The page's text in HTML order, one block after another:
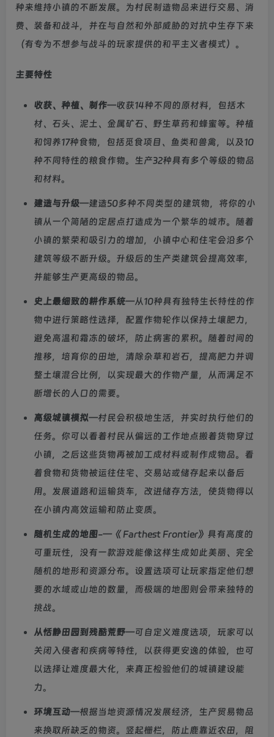
种来维持小镇的不断发展。为村民制造物品来进行交易、消
费、装备和战斗，并在与自然和外部威胁的对抗中生存下来
（有专为不想参与战斗的玩家提供的和平主义者模式）。
主要特性
收获、种植、制作—收获14种不同的原材料，包括木
材、石头、泥土、金属矿石、野生草药和蜂蜜等。种植
和饲养17种食物，包括觅食项目、鱼类和兽禽，以及10
种不同特性的粮食作物。生产32种具有多个等级的物品
和材料。
建造与升级—建造50多种不同类型的建筑物，将你的小
镇从一个简陋的定居点打造成为一个繁华的城市。随着
小镇的繁荣和吸引力的增加，小镇中心和住宅会沿多个
建筑等级不断升级。升级后的生产类建筑会提高效率，
并能够生产更高级的物品。
史上最细致的耕作系统—从10种具有独特生长特性的作
物中进行策略性选择，配置作物轮作以保持土壤肥力，
避免高温和霜冻的破坏，防止病害的累积。随着时间的
推移，培育你的田地，清除杂草和岩石，提高肥力并调
整土壤混合比例，以实现最大的作物产量，从而满足不
断增长的人口的需要。
高级城镇模拟—村民会积极地生活，并实时执行他们的
任务。你可以看着村民从偏远的工作地点搬着货物穿过
小镇，之后这些货物再被加工成材料或制作成物品。看
着食物和货物被运往住宅、交易站或储存起来以备后
用。发展道路和运输货车，改进储存方法，使货物得以
在小镇内高效运输和防止变质。
随机生成的地图-—《 Farthest Frontier》具有高度的
可重玩性，没有一款游戏能像这样生成如此美丽、完全
随机的地形和资源分布。设置选项可让玩家指定他们想
要的水域或山地的数量，而极端的地图则会带来独特的
挑战。
从恬静田园到残酷荒野—可自定义难度选项，玩家可以
关闭入侵者和疾病等特性，以获得更安逸的体验，也可
以选择让难度最大化，来真正检验他们的城镇建设能
力。
环境互动—根据当地资源情况发展经济，生产贸易物品
来换取所缺乏的物资。竖起栅栏，防止鹿靠近农田，阻